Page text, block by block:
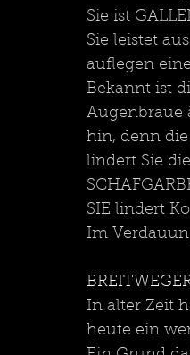
Sie ist
Sie leistet
auflegen
Bekannt ist
Augenbraue
hin, denn die
lindert Sie
SIE lindert
Im
In alter Zeit
heute ein